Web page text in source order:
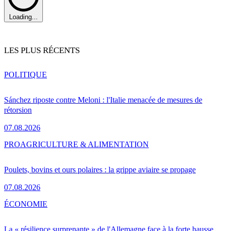
Loading...
LES PLUS RÉCENTS
Sánchez riposte contre Meloni : l'Italie menacée de mesures de
rétorsion
07.08.2026
POLITIQUE
Poulets, bovins et ours polaires : la grippe aviaire se propage
07.08.2026
PROAGRICULTURE & ALIMENTATION
ÉCONOMIE